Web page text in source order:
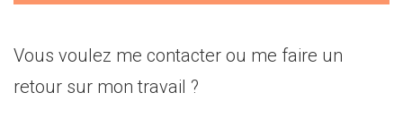
Vous voulez me contacter ou me faire un
retour sur mon travail ?